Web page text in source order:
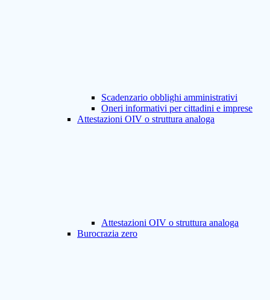
Scadenzario obblighi amministrativi
Oneri informativi per cittadini e imprese
Attestazioni OIV o struttura analoga
Attestazioni OIV o struttura analoga
Burocrazia zero